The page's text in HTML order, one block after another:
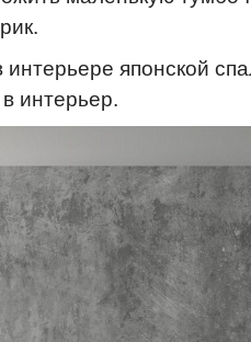
интерьере японской
интерьер.